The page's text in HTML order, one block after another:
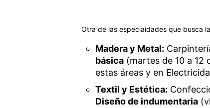
Otra de las especiaidades que busca
Madera y Metal:
básica (martes de 10 a 12
estas áreas y en
Textil y Estética:
Diseño de indumentaria